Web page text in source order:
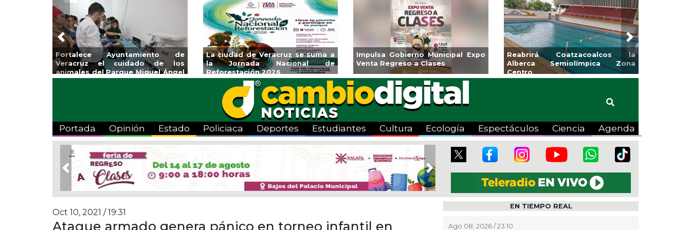
ciudad de Veracruz se suma a
Jornada Nacional de
2026
Impulsa Gobierno Municipal Expo
Venta Regreso a Clases
Reabrirá Coatzacoalcos la
Alberca Semiolímpica Zona
Centro
Invita Ayuntamiento de Veracruz
a Temporada de Artes “Escena
Viva”
Aplicará CMAS el
Tandeo durante agosto
Previous Next
Portada Opinión Estado Policiaca Deportes Estudiantes Cultura Ecología Espectáculos Ciencia Agenda
Previous Next
Oct 10, 2021 / 19:31
Ataque armado genera pánico en torneo infantil en
EN TIEMPO REAL
Ago 08, 2026 / 23:10